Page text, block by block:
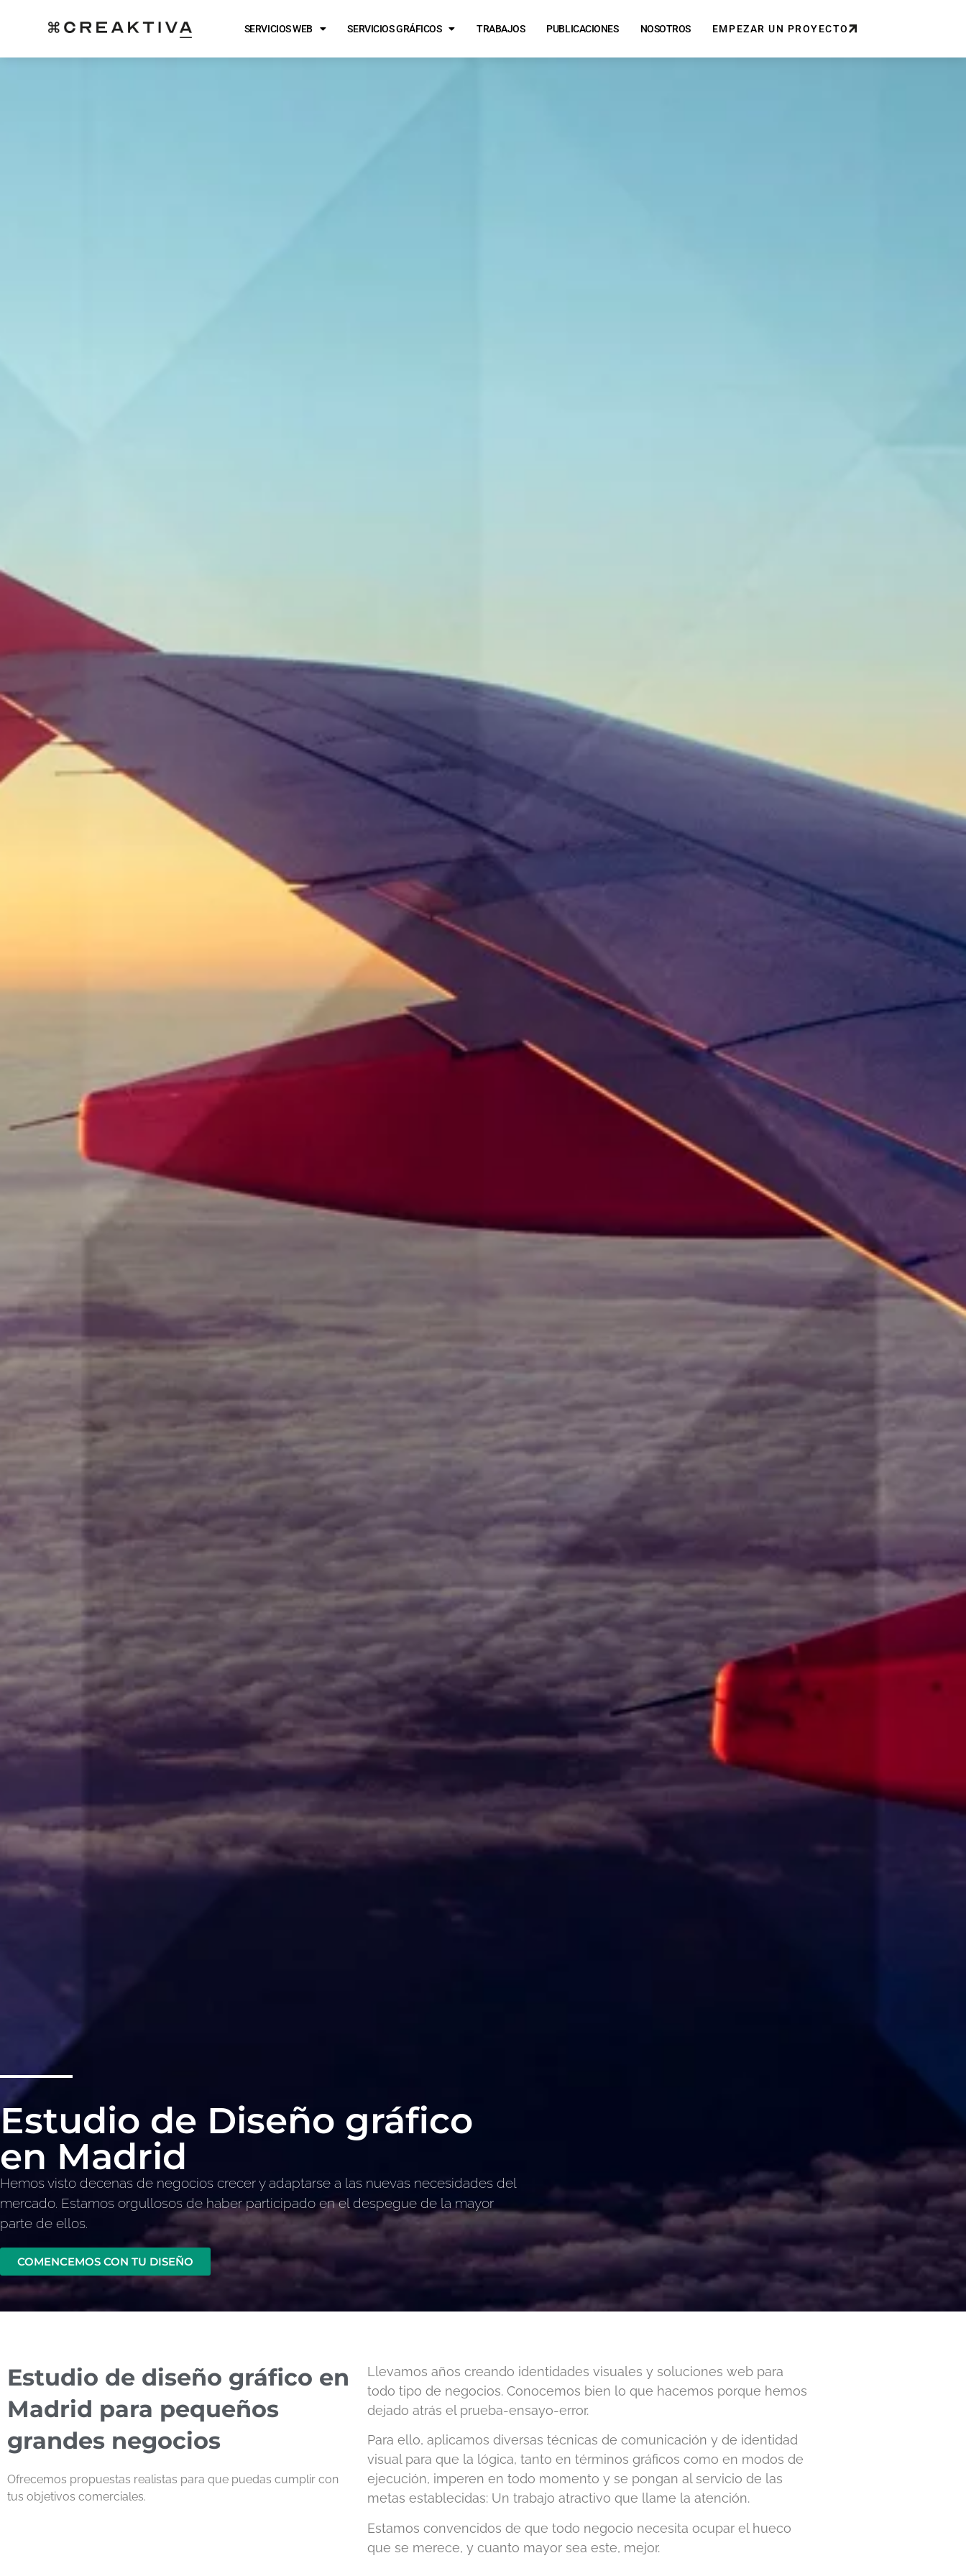
SERVICIOS WEB SERVICIOS GRÁFICOS TRABAJOS PUBLICACIONES NOSOTROS EMPEZAR UN PROYECTO
Estudio de Diseño gráfico
en Madrid
Hemos visto decenas de negocios crecer y adaptarse a las nuevas necesidades del
mercado. Estamos orgullosos de haber participado en el despegue de la mayor
parte de ellos.
COMENCEMOS CON TU DISEÑO
Estudio de diseño gráfico en
Madrid para pequeños
grandes negocios
Ofrecemos propuestas realistas para que puedas cumplir con
tus objetivos comerciales.
Llevamos años creando identidades visuales y soluciones web para
todo tipo de negocios. Conocemos bien lo que hacemos porque hemos
dejado atrás el prueba-ensayo-error.
Para ello, aplicamos diversas técnicas de comunicación y de identidad
visual para que la lógica, tanto en términos gráficos como en modos de
ejecución, imperen en todo momento y se pongan al servicio de las
metas establecidas: Un trabajo atractivo que llame la atención.
Estamos convencidos de que todo negocio necesita ocupar el hueco
que se merece, y cuanto mayor sea este, mejor.